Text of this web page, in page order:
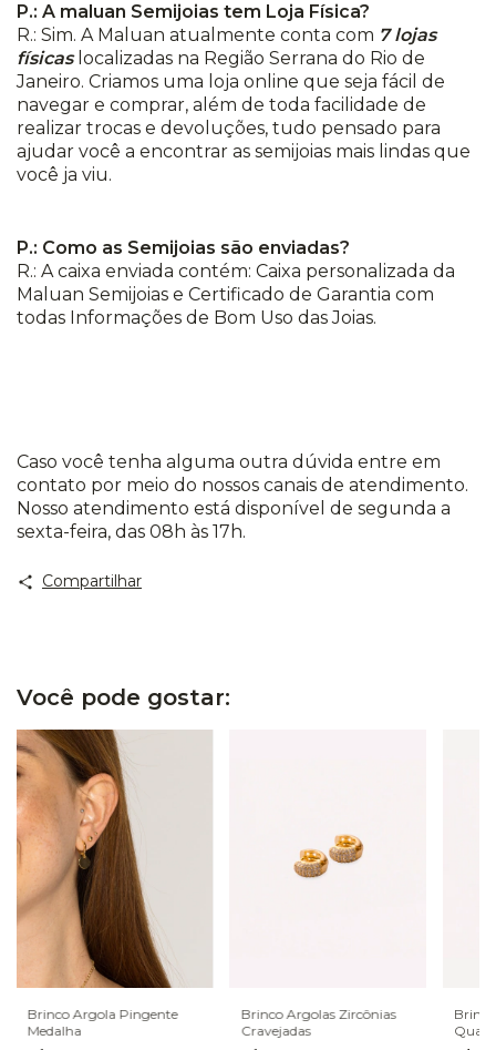
P.: A maluan Semijoias tem Loja Física?
R.: Sim. A Maluan atualmente conta com 7 lojas
físicaslocalizadas na Região Serrana do Rio de
Janeiro. Criamos uma loja online que seja fácil de
navegar e comprar, além de toda facilidade de
realizar trocas e devoluções, tudo pensado para
ajudar você a encontrar as semijoias mais lindas que
você ja viu.
P.: Como as Semijoias são enviadas?
R.: A caixa enviada contém: Caixa personalizada da
Maluan Semijoias e Certificado de Garantia com
todas Informações de Bom Uso das Joias.
Caso você tenha alguma outra dúvida entre em
contato por meio do nossos canais de atendimento.
Nosso atendimento está disponível de segunda a
sexta-feira, das 08h às 17h.
Compartilhar
Você pode gostar:
Brinco Argola Pingente
Medalha
Brinco Argolas Zircônias
Cravejadas